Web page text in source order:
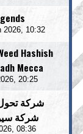
2026, 10:32
Hashish
Mecca
20:25
شركة
شركة
08:36